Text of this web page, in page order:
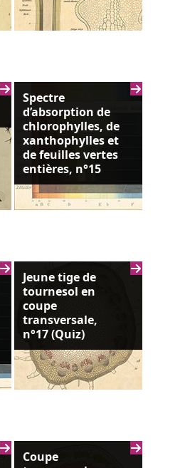
Spectre
d’absorption de
chlorophylles, de
xanthophylles et
de feuilles vertes
entières, n°15
Jeune tige de
tournesol en
coupe
transversale,
n°17 (Quiz)
Coupe